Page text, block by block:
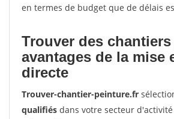
en termes de budget que de délais
Trouver des
avantages de la mise
directe
Trouver-chantier-peinture.fr
qualifiés dans votre secteur